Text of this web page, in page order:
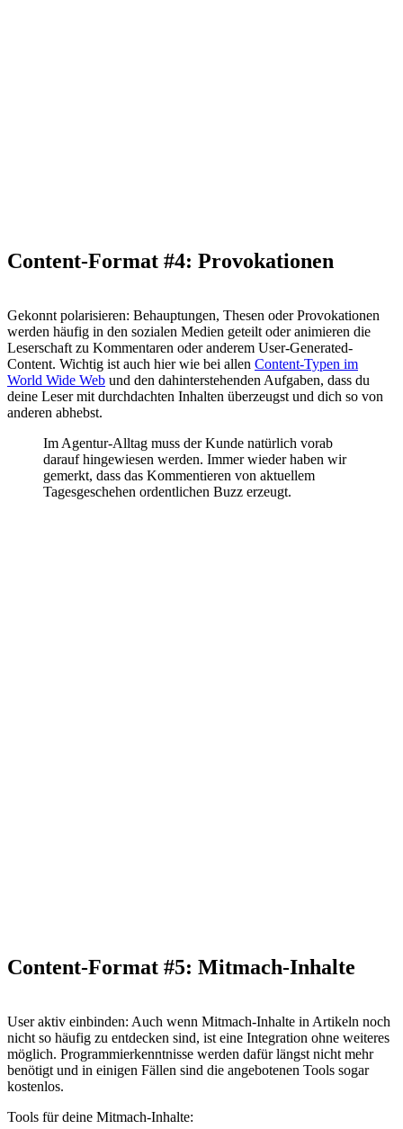
Content-Format #4: Provokationen
Gekonnt polarisieren: Behauptungen, Thesen oder Provokationen
werden häufig in den sozialen Medien geteilt oder animieren die
Leserschaft zu Kommentaren oder anderem User-Generated-
Content. Wichtig ist auch hier wie bei allen Content-Typen im
World Wide Web und den dahinterstehenden Aufgaben, dass du
deine Leser mit durchdachten Inhalten überzeugst und dich so von
anderen abhebst.
Im Agentur-Alltag muss der Kunde natürlich vorab
darauf hingewiesen werden. Immer wieder haben wir
gemerkt, dass das Kommentieren von aktuellem
Tagesgeschehen ordentlichen Buzz erzeugt.
Content-Format #5: Mitmach-Inhalte
User aktiv einbinden: Auch wenn Mitmach-Inhalte in Artikeln noch
nicht so häufig zu entdecken sind, ist eine Integration ohne weiteres
möglich. Programmierkenntnisse werden dafür längst nicht mehr
benötigt und in einigen Fällen sind die angebotenen Tools sogar
kostenlos.
Tools für deine Mitmach-Inhalte: